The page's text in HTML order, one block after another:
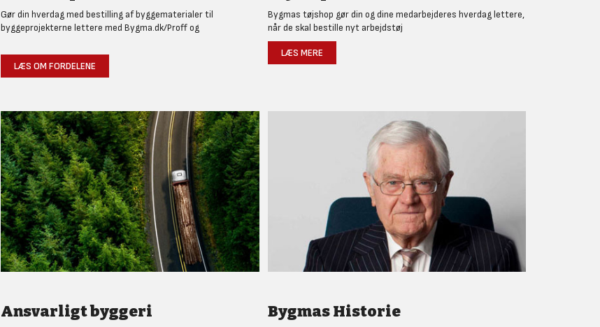
Gør din hverdag med bestilling af byggematerialer til
byggeprojekterne lettere med Bygma.dk/Proff og
LÆS OM FORDELENE
Bygmas tøjshop gør din og dine medarbejderes hverdag lettere,
når de skal bestille nyt arbejdstøj
LÆS MERE
Ansvarligt byggeri Bygmas Historie